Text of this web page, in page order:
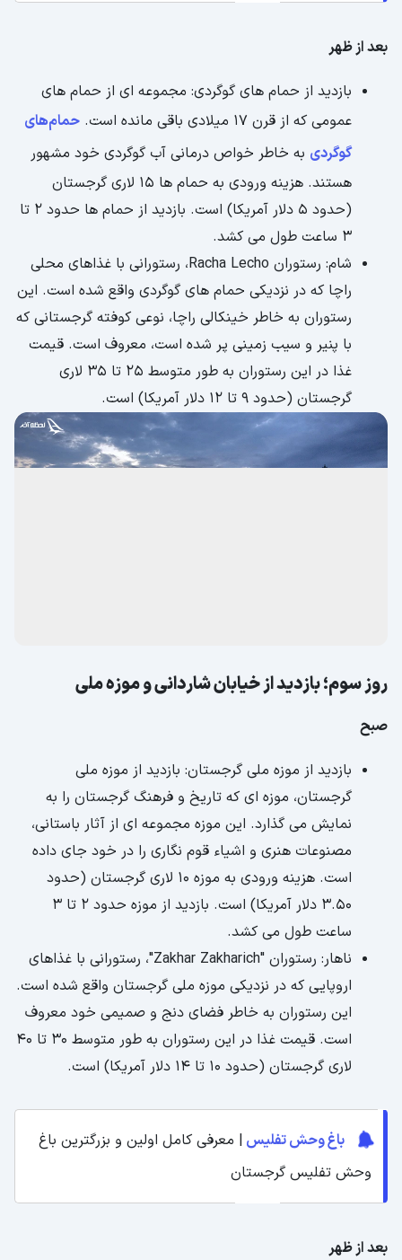
بعد از ظهر
بازدید از حمام های گوگردی: مجموعه ای از حمام های
عمومی که از قرن 17 میلادی باقی مانده است.
حمام‌های
گوگردی به خاطر خواص درمانی آب گوگردی خود مشهور
هستند. هزینه ورودی به حمام ها 15 لاری گرجستان
(حدود 5 دلار آمریکا) است. بازدید از حمام ها حدود 2 تا
3 ساعت طول می کشد.
شام: رستوران Racha Lecho، رستورانی با غذاهای محلی
راچا که در نزدیکی حمام های گوگردی واقع شده است. این
رستوران به خاطر خینکالی راچا، نوعی کوفته گرجستانی که
با پنیر و سیب زمینی پر شده است، معروف است. قیمت
غذا در این رستوران به طور متوسط ​​25 تا 35 لاری
گرجستان (حدود 9 تا 12 دلار آمریکا) است.
روز سوم؛ بازدید از خیابان شاردانی و موزه ملی
صبح
بازدید از موزه ملی گرجستان: بازدید از موزه ملی
گرجستان، موزه ای که تاریخ و فرهنگ گرجستان را به
نمایش می گذارد. این موزه مجموعه ای از آثار باستانی،
مصنوعات هنری و اشیاء قوم نگاری را در خود جای داده
است. هزینه ورودی به موزه 10 لاری گرجستان (حدود
3.50 دلار آمریکا) است. بازدید از موزه حدود 2 تا 3
ساعت طول می کشد.
ناهار: رستوران "Zakhar Zakharich"، رستورانی با غذاهای
اروپایی که در نزدیکی موزه ملی گرجستان واقع شده است.
این رستوران به خاطر فضای دنج و صمیمی خود معروف
است. قیمت غذا در این رستوران به طور متوسط ​​30 تا 40
لاری گرجستان (حدود 10 تا 14 دلار آمریکا) است.
باغ وحش تفلیس | معرفی کامل اولین و بزرگترین باغ
وحش تفلیس گرجستان
بعد از ظهر